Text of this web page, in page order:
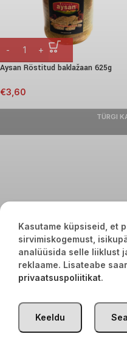
Aysan Röstitud baklažaan 625g
€3,60
TÜRGI
Kasutame küpsiseid, et
sirvimiskogemust,
analüüsida selle liiklust
reklaame. Lisateabe
privaatsuspoliitikat.
Keeldu